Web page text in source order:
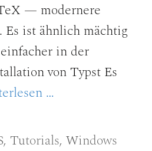
— modernere
Es ist ähnlich mächtig
in der
von Typst Es
…
, Tutorials,Windows